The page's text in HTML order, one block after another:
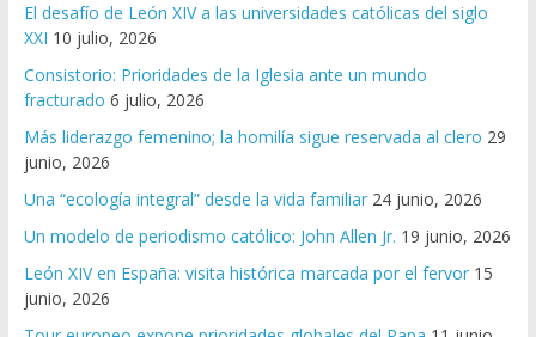
El desafío de León XIV a las universidades católicas del siglo
XXI 10 julio, 2026
Consistorio: Prioridades de la Iglesia ante un mundo
fracturado 6 julio, 2026
Más liderazgo femenino; la homilía sigue reservada al clero 29
junio, 2026
Una “ecología integral” desde la vida familiar 24 junio, 2026
Un modelo de periodismo católico: John Allen Jr. 19 junio, 2026
León XIV en España: visita histórica marcada por el fervor 15
junio, 2026